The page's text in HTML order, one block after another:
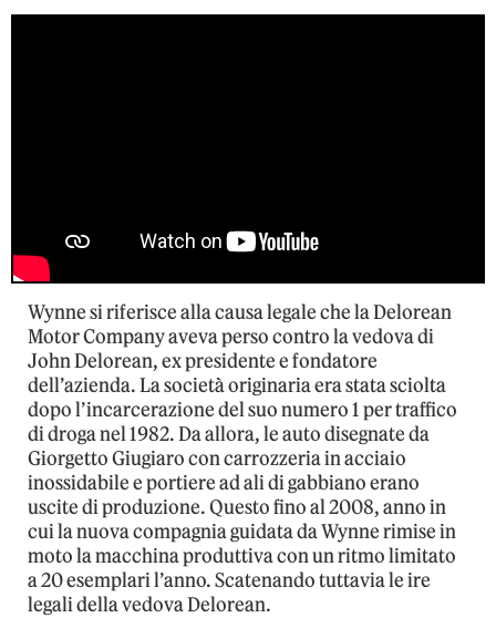
Wynne si riferisce alla causa legale che la Delorean
Motor Company aveva perso contro la vedova di
John Delorean, ex presidente e fondatore
dell’azienda. La società originaria era stata sciolta
dopo l’incarcerazione del suo numero 1 per traffico
di droga nel 1982. Da allora, le auto disegnate da
Giorgetto Giugiaro con carrozzeria in acciaio
inossidabile e portiere ad ali di gabbiano erano
uscite di produzione. Questo fino al 2008, anno in
cui la nuova compagnia guidata da Wynne rimise in
moto la macchina produttiva con un ritmo limitato
a 20 esemplari l’anno. Scatenando tuttavia le ire
legali della vedova Delorean.